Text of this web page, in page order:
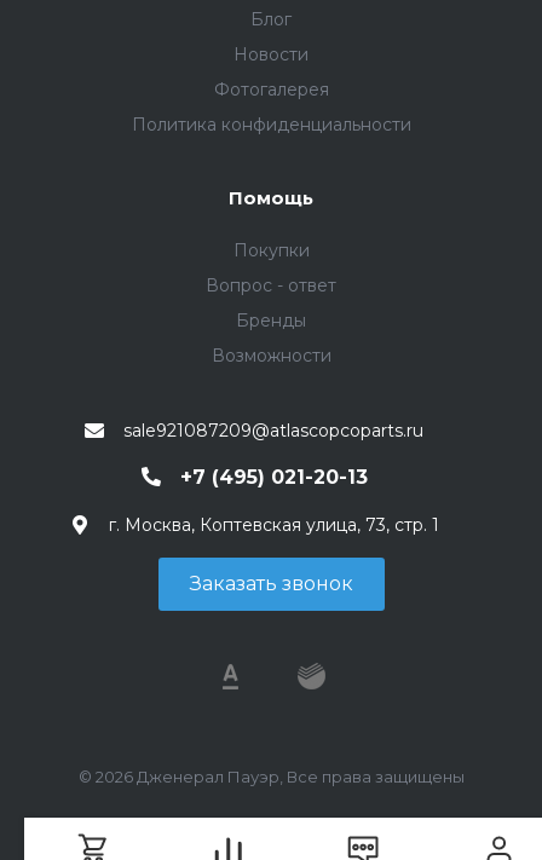
Блог
Новости
Фотогалерея
Политика конфиденциальности
Помощь
Покупки
Вопрос - ответ
Бренды
Возможности
sale921087209@atlascopcoparts.ru
+7 (495) 021-20-13
г. Москва, Коптевская улица, 73, стр. 1
Заказать звонок
© 2026 Дженерал Пауэр, Все права защищены